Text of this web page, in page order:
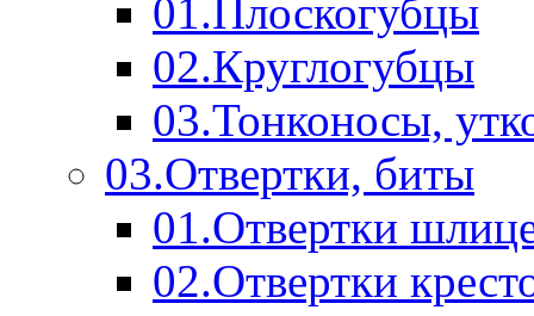
01.Плоскогубцы
02.Круглогубцы
03.Тонконосы,
03.Отвертки, биты
01.Отвертки
02.Отвертки